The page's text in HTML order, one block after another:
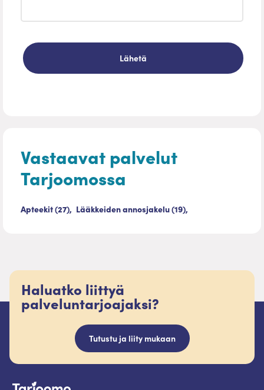
Vastaavat palvelut
Tarjoomossa
Apteekit (27), Lääkkeiden annosjakelu (19),
Haluatko liittyä
palveluntarjoajaksi?
Tutustu ja liity mukaan